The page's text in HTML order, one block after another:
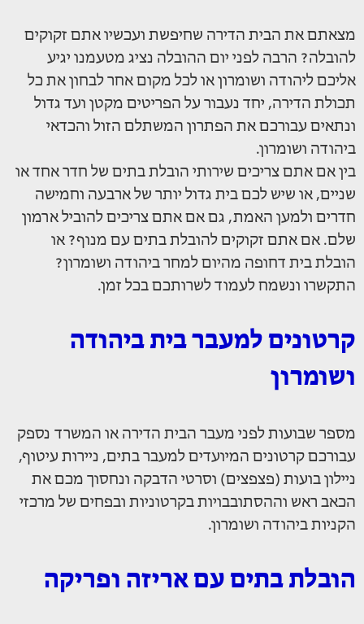
מצאתם את הבית הדירה שחיפשת ועכשיו אתם זקוקים
להובלה? הרבה לפני יום ההובלה נציג מטעמנו יגיע
אליכם ליהודה ושומרון או לכל מקום אחר לבחון את כל
תכולת הדירה, יחד נעבור על הפריטים מקטן ועד גדול
ונתאים עבורכם את הפתרון המשתלם הזול והכדאי
ביהודה ושומרון.
בין אם אתם צריכים שירותי הובלת בתים של חדר אחד או
שניים, או שיש לכם בית גדול יותר של ארבעה וחמישה
חדרים ולמען האמת, גם אם אתם צריכים להוביל ארמון
שלם. אם אתם זקוקים להובלת בתים עם מנוף? או
הובלת בית דחופה מהיום למחר ביהודה ושומרון?
התקשרו ונשמח לעמוד לשרותכם בכל זמן.
קרטונים למעבר בית ביהודה
ושומרון
מספר שבועות לפני מעבר הבית הדירה או המשרד נספק
עבורכם קרטונים המיועדים למעבר בתים, ניירות עיטוף,
ניילון בועות (פצפצים) וסרטי הדבקה ונחסוך מכם את
הכאב ראש וההסתובבויות בקרטוניות ובפחים של מרכזי
הקניות ביהודה ושומרון.
הובלת בתים עם אריזה ופריקה